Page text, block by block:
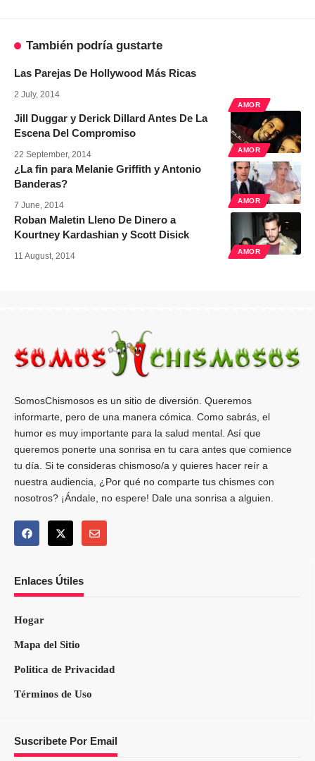
También podría gustarte
AMOR
Las Parejas De Hollywood Más Ricas
2 July, 2014
AMOR
Jill Duggar y Derick Dillard Antes De La
Escena Del Compromiso
22 September, 2014
AMOR
¿La fin para Melanie Griffith y Antonio
Banderas?
7 June, 2014
AMOR
Roban Maletin Lleno De Dinero a
Kourtney Kardashian y Scott Disick
11 August, 2014
SomosChismosos es un sitio de diversión. Queremos
informarte, pero de una manera cómica. Como sabrás, el
humor es muy importante para la salud mental. Así que
queremos ponerte una sonrisa en tu cara antes que comience
tu día. Si te consideras chismoso/a y quieres hacer reír a
nuestra audiencia, ¿Por qué no comparte tus chismes con
nosotros? ¡Ándale, no espere! Dale una sonrisa a alguien.
Enlaces Útiles
Hogar
Mapa del Sitio
Politica de Privacidad
Términos de Uso
Suscribete Por Email